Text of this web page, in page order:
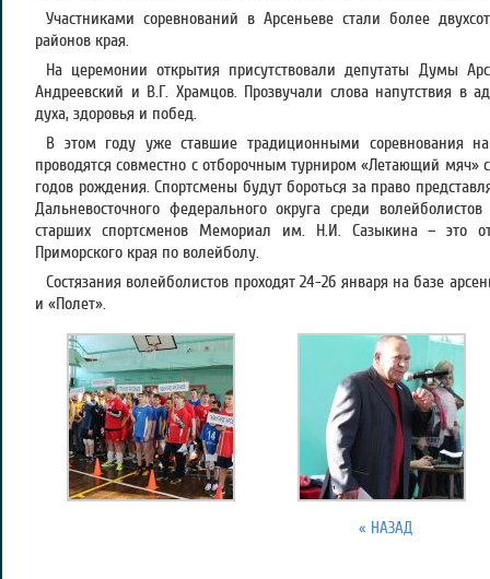
Участниками соревнований в Арсеньеве стали более
районов края.
На церемонии открытия присутствовали депутаты Думы
Андреевский и В.Г. Храмцов. Прозвучали слова напутствия в
духа, здоровья и побед.
В этом году уже ставшие традиционными соревнования
проводятся совместно с отборочным турниром «Летающий
годов рождения. Спортсмены будут бороться за право
Дальневосточного федерального округа среди
старших спортсменов Мемориал им. Н.И. Сазыкина – это
Приморского края по волейболу.
Состязания волейболистов проходят 24-26 января на базе
и «Полет».
« НАЗАД